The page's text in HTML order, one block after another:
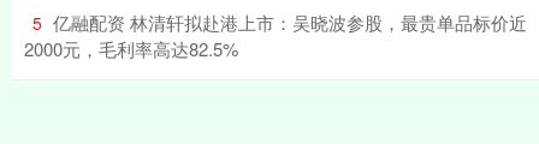
5 ​亿融配资 林清轩拟赴港上市：吴晓波参股，最贵单品标价近
2000元，毛利率高达82.5%